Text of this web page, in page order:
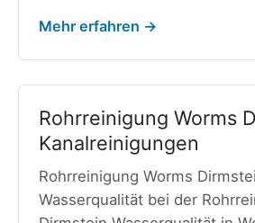
Mehr erfahren →
Rohrreinigung Worms
Kanalreinigungen
Rohrreinigung Worms
Wasserqualität bei der